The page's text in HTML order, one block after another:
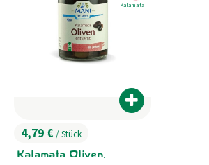
, Preis:
4,79 € / Stück
Kalamata Oliven,
Produkt zum
Kalamata